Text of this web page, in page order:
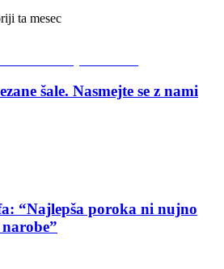
ta mesec
šale. Nasmejte se z nami
“Najlepša poroka ni nujno